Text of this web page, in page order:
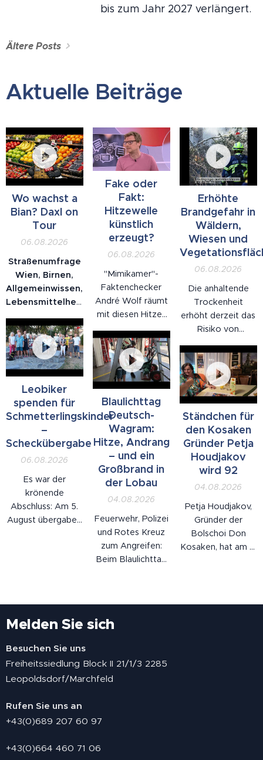
bis zum Jahr 2027 verlängert.
Ältere Posts
Aktuelle Beiträge
Wo wachst a
Bian? Daxl on
Tour
06.08.2026
Straßenumfrage
Wien, Birnen,
Allgemeinwissen,
Lebensmittelherkunft:
Straße wurden
Passantinnen und
Passanten gefragt,
wo eine Birne
wächst. Die
Antworten
reichten von
"Palme" über
"Erdäpfel" bis zur
Gegenfrage "so
wie eine
Avocado?". Eine
Befragte wusste
nicht, dass es
einen Birnbaum
Fake oder
Fakt:
Hitzewelle
künstlich
erzeugt?
06.08.2026
"Mimikamer"-
Faktenchecker
André Wolf räumt
mit diesen Hitze-
Sommerhitze gab
es schon den
Fünfzigern und
Siebzigern, die
Hitzewelle wurde
künstlich erzeugt,
Solaranlagen sind
an der Hitze
schuld, Hitze lässt
Ampeln
schmelzen.
Erhöhte
Brandgefahr in
Wäldern,
Wiesen und
06.08.2026
Die anhaltende
Trockenheit
erhöht derzeit das
Risiko von
Wäldern, auf
Wiesen sowie in
allen trockenen
Vegetationsflächen
erheblich. Bereits
eine kleine
Unachtsamkeit
kann ausreichen,
um einen Brand
auszulösen. Wie in
den vergangenen
Tagen leider
bereits mehrfach
vorgekommen ist,
kam es zu
Leobiker
spenden für
Schmetterlingskinder
–
Scheckübergabe
06.08.2026
Es war der
krönende
Abschluss: Am 5.
August übergaben
Insgesamt 11.050
zusammen –
gesammelt bei der
eindrucksvollen
30. Mai .
Blaulichttag
Deutsch-
Wagram:
Hitze, Andrang
– und ein
Großbrand in
der Lobau
04.08.2026
Feuerwehr, Polizei
und Rotes Kreuz
zum Angreifen:
Beim Blaulichttag
Familien. Parallel
Lobau die
Einsatzkräfte der
Ständchen für
den Kosaken
Gründer Petja
Houdjakov
wird 92
04.08.2026
Petja Houdjakov,
Gründer der
Bolschoi Don
Kosaken, hat am 4.
Melden Sie sich
Besuchen Sie uns
Freiheitssiedlung Block II 21/1/3 2285
Leopoldsdorf/Marchfeld
Rufen Sie uns an
+43(0)689 207 60 97
+43(0)664 460 71 06